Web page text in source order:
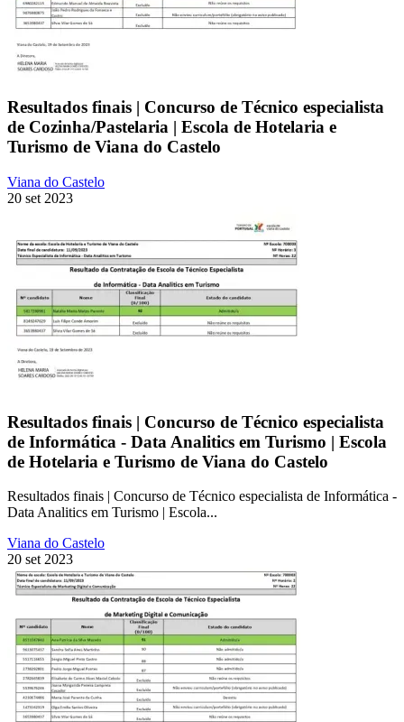
Resultados finais | Concurso de Técnico especialista
de Cozinha/Pastelaria | Escola de Hotelaria e
Turismo de Viana do Castelo
Viana do Castelo
20 set 2023
Resultados finais | Concurso de Técnico especialista
de Informática - Data Analitics em Turismo | Escola
de Hotelaria e Turismo de Viana do Castelo
Resultados finais | Concurso de Técnico especialista de Informática -
Data Analitics em Turismo | Escola...
Viana do Castelo
20 set 2023